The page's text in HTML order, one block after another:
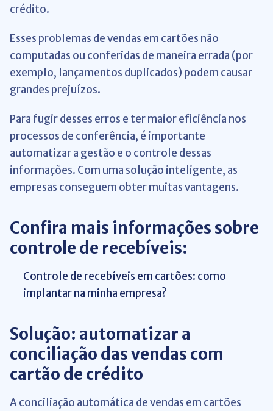
crédito.
Esses problemas de vendas em cartões não
computadas ou conferidas de maneira errada (por
exemplo, lançamentos duplicados) podem causar
grandes prejuízos.
Para fugir desses erros e ter maior eficiência nos
processos de conferência, é importante
automatizar a gestão e o controle dessas
informações. Com uma solução inteligente, as
empresas conseguem obter muitas vantagens.
Confira mais informações sobre
controle de recebíveis:
Controle de recebíveis em cartões: como
implantar na minha empresa?
Solução: automatizar a
conciliação das vendas com
cartão de crédito
A conciliação automática de vendas em cartões